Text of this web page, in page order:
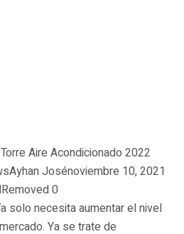
Aire Acondicionado 2022
Josénoviembre 10, 2021
0
solo necesita aumentar el nivel
Ya se trate de